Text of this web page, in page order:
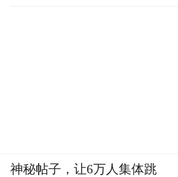
神秘帖子，让6万人集体跳